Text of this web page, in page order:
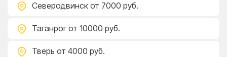
Северодвинск от 7000 руб.
Таганрог от 10000 руб.
Тверь от 4000 руб.